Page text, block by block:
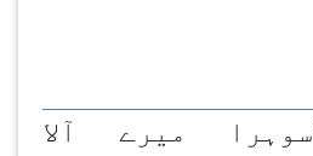
سوہرا میرے آلا